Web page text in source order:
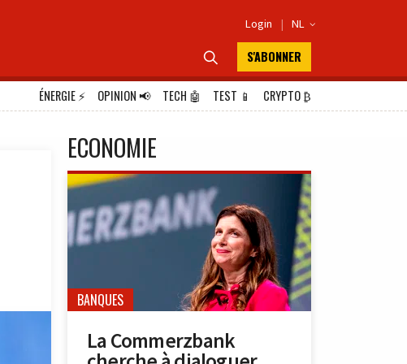
Login | NL 
 S'ABONNER
ÉNERGIE⚡ OPINION📢 TECH 🤖 TEST 📱 CRYPTO₿
ECONOMIE
BANQUES
La Commerzbank